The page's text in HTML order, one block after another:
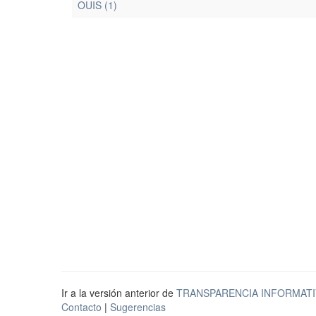
OUIS (1)
Ir a la versión anterior de TRANSPARENCIA
Contacto | Sugerencias